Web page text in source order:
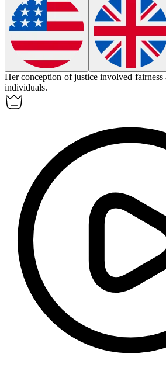
Herconception of justice involved
individuals.